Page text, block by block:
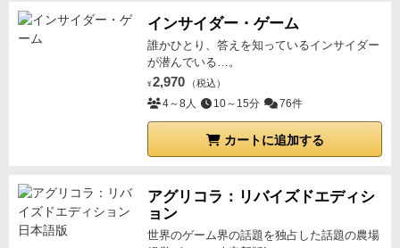
インサイダー・ゲーム
誰かひとり、答えを知っているインサイダー
が潜んでいる…。
¥ 2,970 （税込）
4～8人 10～15分 76件
カートに追加する
アグリコラ：リバイズドエディシ
ョン
世界のゲーム界の話題を独占した話題の農場